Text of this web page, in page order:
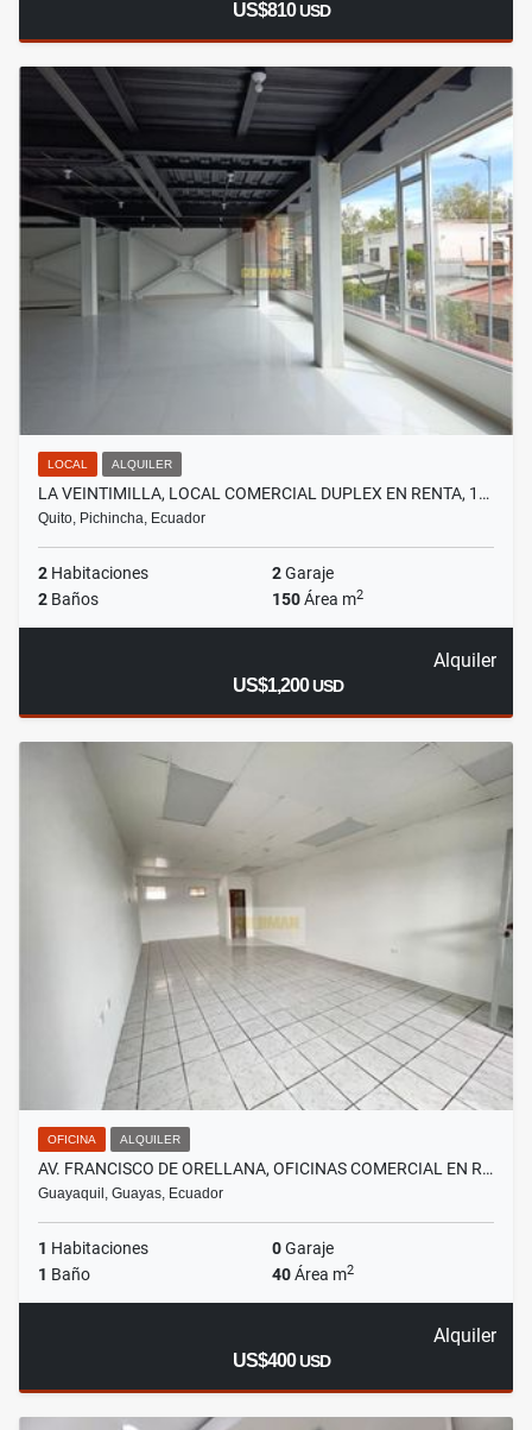
US$810USD
LOCAL ALQUILER
LA VEINTIMILLA, LOCAL COMERCIAL DUPLEX EN RENTA, 1…
Quito, Pichincha, Ecuador
2 Habitaciones 2Garaje
2 Baños 150Área m2
Alquiler
US$1,200USD
OFICINA ALQUILER
AV. FRANCISCO DE ORELLANA, OFICINAS COMERCIAL EN R…
Guayaquil, Guayas, Ecuador
1 Habitaciones 0Garaje
1 Baño 40Área m2
Alquiler
US$400USD